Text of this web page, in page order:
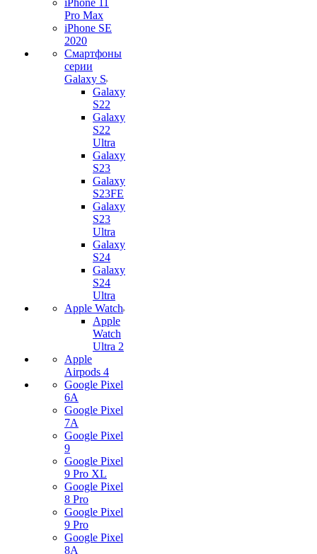
iPhone 11
Pro Max
iPhone SE
2020
Смартфоны
серии
Galaxy S
Galaxy
S22
Galaxy
S22
Ultra
Galaxy
S23
Galaxy
S23FE
Galaxy
S23
Ultra
Galaxy
S24
Galaxy
S24
Ultra
Apple Watch
Apple
Watch
Ultra 2
Apple
Airpods 4
Google Pixel
6A
Google Pixel
7А
Google Pixel
9
Google Pixel
9 Pro XL
Google Pixel
8 Pro
Google Pixel
9 Pro
Google Pixel
8A